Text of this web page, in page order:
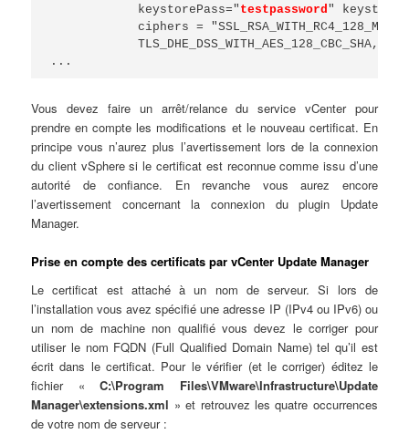
            keystorePass="
testpassword "
ciphers =
TLS_DHE_DSS_WITH_AES_128_CBC_SHA,
...
Vous devez faire un arrêt/relance du service vCenter pour
prendre en compte les modifications et le nouveau certificat. En
principe vous n’aurez plus l’avertissement lors de la connexion
du client vSphere si le certificat est reconnue comme issu d’une
autorité de confiance. En revanche vous aurez encore
l’avertissement concernant la connexion du plugin Update
Manager.
Prise en compte des certificats par vCenter Update Manager
Le certificat est attaché à un nom de serveur. Si lors de
l’installation vous avez spécifié une adresse IP (IPv4 ou IPv6) ou
un nom de machine non qualifié vous devez le corriger pour
utiliser le nom FQDN (Full Qualified Domain Name) tel qu’il est
écrit dans le certificat. Pour le vérifier (et le corriger) éditez le
fichier «C:\Program Files\VMware\Infrastructure\Update
Manager\extensions.xml » et retrouvez les quatre occurrences
de votre nom de serveur :